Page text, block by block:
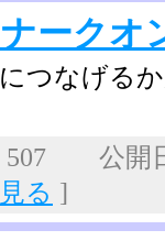
ークオ
つなげる
507 公開
る ]